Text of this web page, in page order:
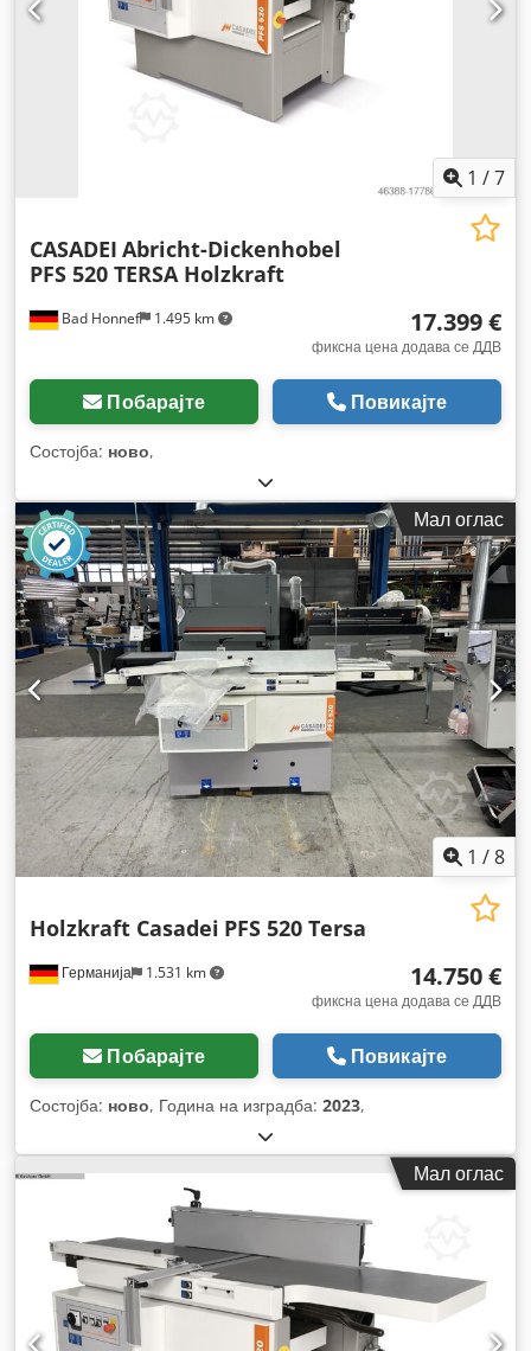
1 /7
Bad Honnef 1.495 km
CASADEI Abricht-Dickenhobel
PFS 520 TERSA Holzkraft
17.399 €
фиксна цена додава се ДДВ
Побарајте Повикајте
Состојба: ново,
Мал оглас
1 /8
Германија 1.531 km
Holzkraft Casadei PFS 520 Tersa
14.750 €
фиксна цена додава се ДДВ
Побарајте Повикајте
Состојба: ново, Година на изградба: 2023,
Мал оглас